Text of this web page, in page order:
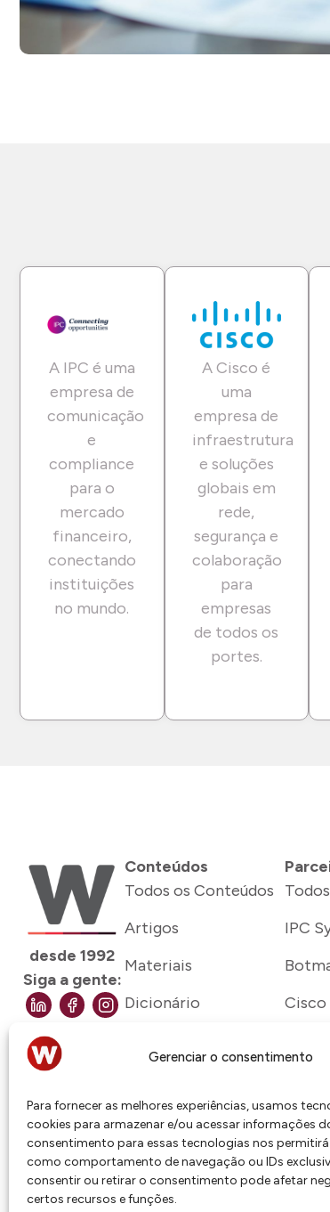
Gerenciar o consentimento
Para fornecer as melhores experiências, usamos
cookies para armazenar e/ou acessar informações
consentimento para essas tecnologias nos
como comportamento de navegação ou IDs
consentir ou retirar o consentimento pode afetar
certos recursos e funções.
A IPC é uma
empresa de
comunicação
e
compliance
para o
mercado
financeiro,
conectando
instituições
no mundo.
A Cisco é
uma
empresa de
infraestrutura
e soluções
globais em
rede,
segurança e
colaboração
para
empresas
de todos os
portes.
desde 1992
Siga a gente:
Conteúdos
Todos os Conteúdos
Artigos
Materiais
Dicionário
IPC
Cisco
Twilio
Verint
Zoho